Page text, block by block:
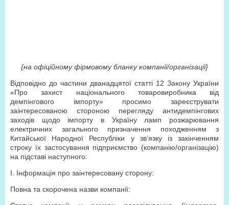
{на офіційному фірмовому бланку компанії/організації}
Відповідно до частини дванадцятої статті 12 Закону України
«Про захист національного товаровиробника від
демпінгового імпорту» просимо зареєструвати
заінтересованою стороною перегляду антидемпінгових
заходів щодо імпорту в Україну ламп розжарювання
електричних загального призначення походженням з
Китайської Народної Республіки у зв’язку із закінченням
строку їх застосування підприємство (компанію/організацію)
на підставі наступного:
І. Інформація про заінтересовану сторону:
Повна та скорочена назви компанії: